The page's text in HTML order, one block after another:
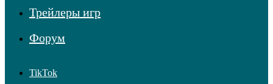
Трейлеры игр
Форум
TikTok